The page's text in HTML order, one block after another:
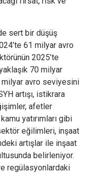
sert bir düşüş
61 milyar avro
2025’te
70 milyar
milyar avro seviyesini
artışı, istikrara
afetler
yatırımları gibi
eğilimleri, inşaat
artışlar ile inşaat
belirleniyor.
regülasyonlardaki